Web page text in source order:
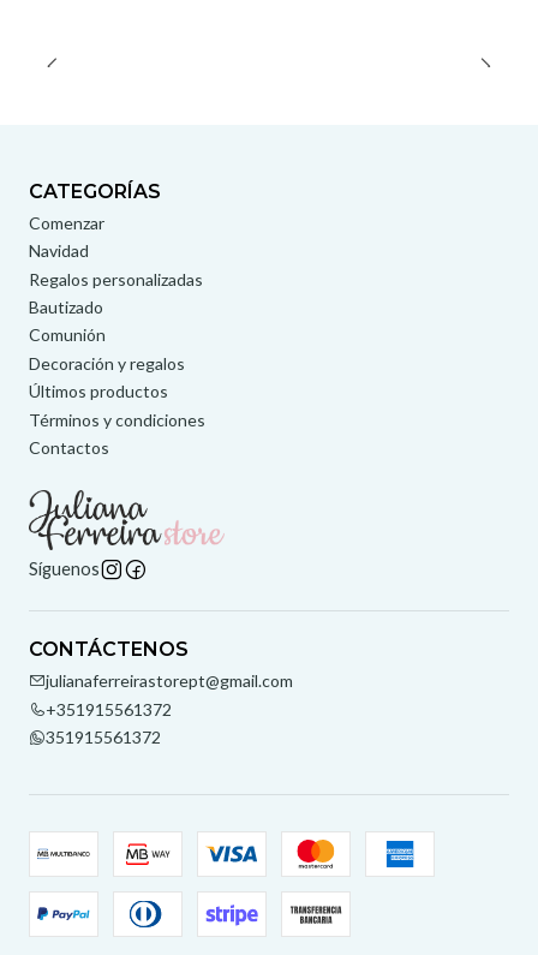
CATEGORÍAS
Comenzar
Navidad
Regalos personalizadas
Bautizado
Comunión
Decoración y regalos
Últimos productos
Términos y condiciones
Contactos
Síguenos
CONTÁCTENOS
julianaferreirastorept@gmail.com
+351915561372
351915561372